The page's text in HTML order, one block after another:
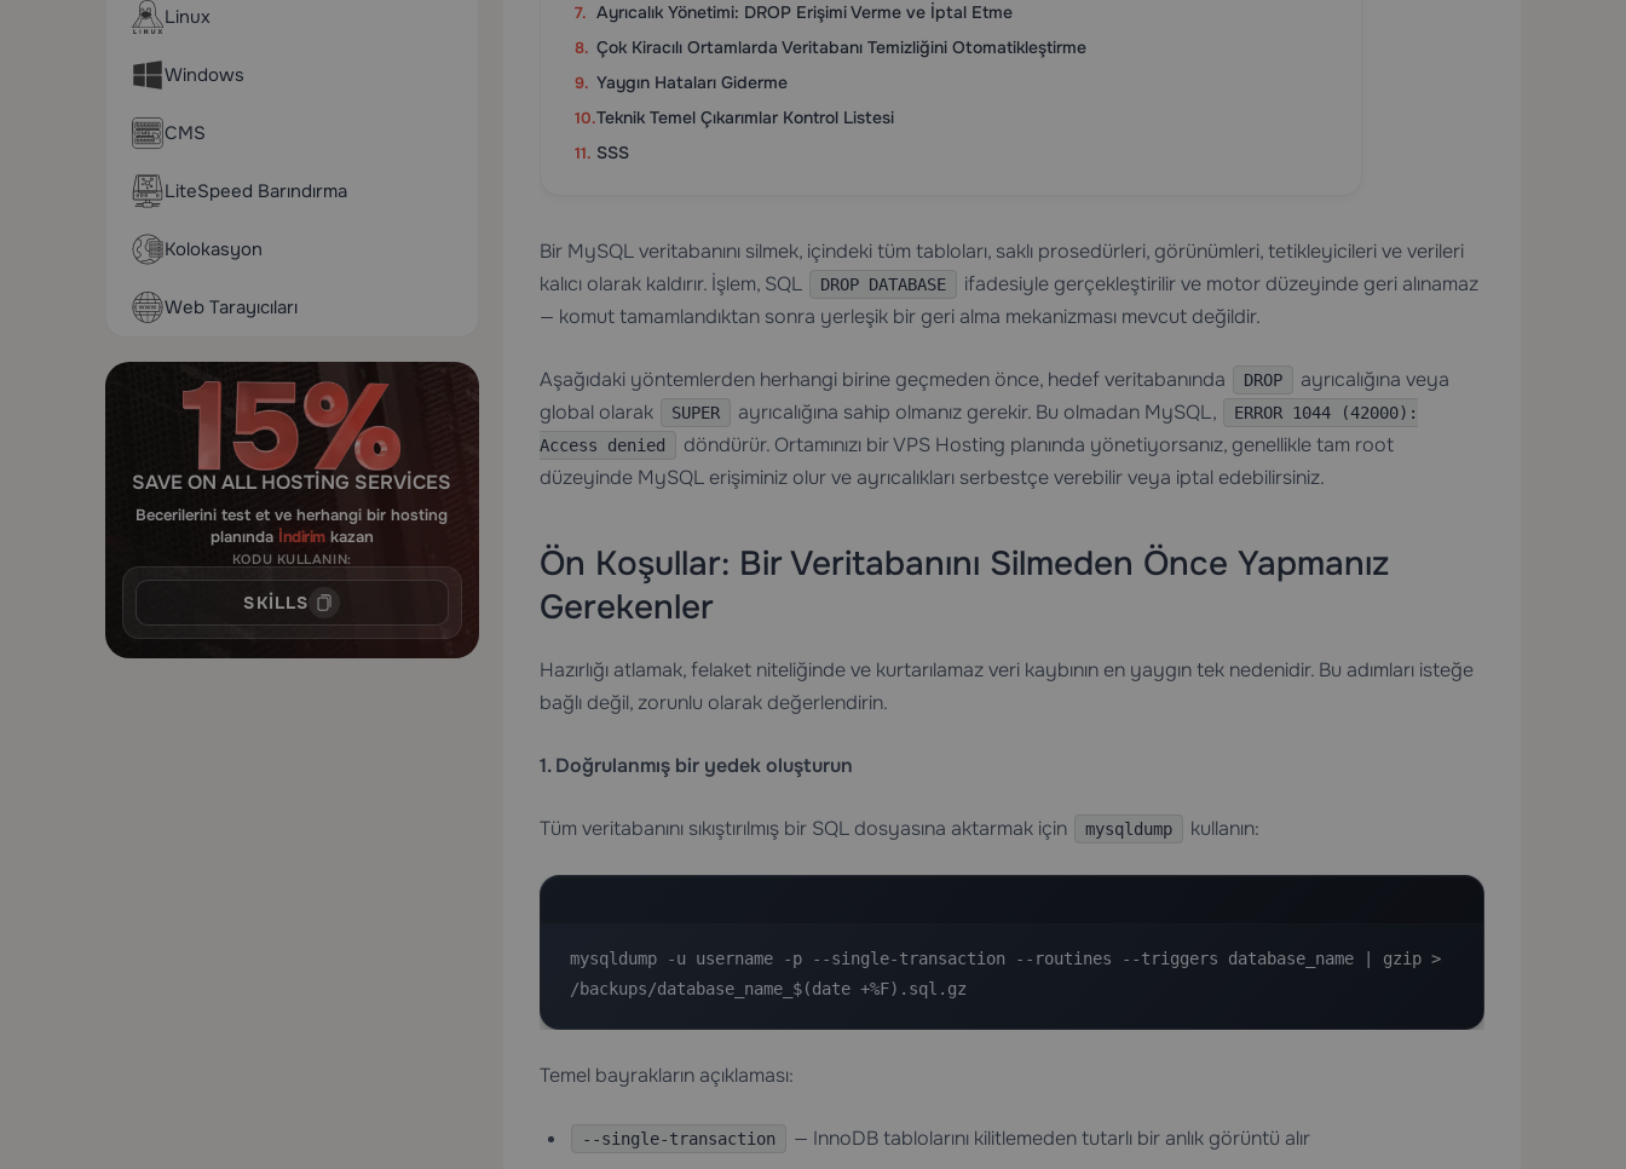
Linux
Windows
CMS
LiteSpeed Barındırma
Kolokasyon
Web Tarayıcıları
SAVE ON ALL HOSTING SERVICES
Becerilerini test et ve herhangi bir hosting
planında İndirimkazan
KODU KULLANIN:
SKILLS
Ayrıcalık Yönetimi: DROP Erişimi Verme ve İptal Etme
Çok Kiracılı Ortamlarda Veritabanı Temizliğini Otomatikleştirme
Yaygın Hataları Giderme
Teknik Temel Çıkarımlar Kontrol Listesi
SSS
Bir MySQL veritabanını silmek, içindeki tüm tabloları, saklı prosedürleri, görünümleri, tetikleyicileri ve verileri
kalıcı olarak kaldırır. İşlem, SQL
DROP DATABASE
ifadesiyle gerçekleştirilir ve motor düzeyinde geri alınamaz
— komut tamamlandıktan sonra yerleşik bir geri alma mekanizması mevcut değildir.
Aşağıdaki yöntemlerden herhangi birine geçmeden önce, hedef veritabanında DROP
ayrıcalığına veya
global olarak
SUPER ayrıcalığına sahip olmanız gerekir. Bu olmadan MySQL,
ERROR 1044 (42000):
Access denied
döndürür. Ortamınızı birVPS Hosting planında yönetiyorsanız, genellikle tam root
düzeyinde MySQL erişiminiz olur ve ayrıcalıkları serbestçe verebilir veya iptal edebilirsiniz.
Ön Koşullar: Bir Veritabanını Silmeden Önce Yapmanız
Gerekenler
Hazırlığı atlamak, felaket niteliğinde ve kurtarılamaz veri kaybının en yaygın tek nedenidir. Bu adımları isteğe
bağlı değil, zorunlu olarak değerlendirin.
1. Doğrulanmış bir yedek oluşturun
Tüm veritabanını sıkıştırılmış bir SQL dosyasına aktarmak için mysqldump kullanın:
mysqldump -u username -p --single-transaction --routines --triggers database_name | gzip >
/backups/database_name_$(date +%F).sql.gz
Temel bayrakların açıklaması:
--single-transaction — InnoDB tablolarını kilitlemeden tutarlı bir anlık görüntü alır